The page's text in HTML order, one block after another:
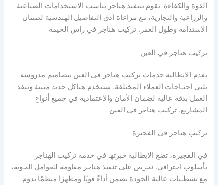
القوة والكفاءة. نقوم بتنفيذ هناجر تناسب الاستخدامات الصناعية
والزراعية والتجارية، مع مراعاة أدق التفاصيل الهندسية لضمان
الاستدامة وطول العمر. تركيب هناجر في راس الخيمة
تركيب هناجر في العين
تقدم الايطالية خدمات تركيب هناجر في العين بتصاميم مدروسة
تلبي احتياجات العملاء المختلفة. نستخدم هياكل حديد متينة وننفذ
العمل بدقة عالية لضمان الأمان والاعتمادية في جميع أنواع
المشاريع. تركيب هناجر في العين
تركيب هناجر في الفجيرة
في الفجيرة، تضع الايطالية خبرتها في خدمة تركيب الهناجر
بأسلوب احترافي. نحرص على تنفيذ هناجر مقاومة للعوامل الجوية،
مع تشطيبات عالية الجودة تضمن أداءً قويًا ومظهرًا منظمًا يدوم